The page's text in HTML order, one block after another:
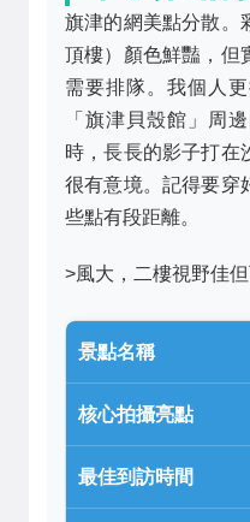
旗津的網美點分散。
頂樓）顏色鮮豔，但
需要排隊。我個人
「旗津貝殼館」周
時，長長的影子打在
很有意境。記得要穿
些點有段距離。
>風大，二樓視野佳但
景點名稱
核心拍攝亮點
最佳到訪時間